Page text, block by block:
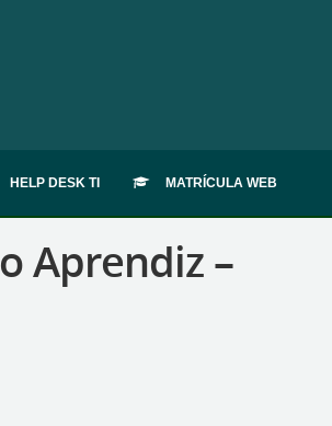
HELP DESK TI MATRÍCULA WEB
Aprendiz –